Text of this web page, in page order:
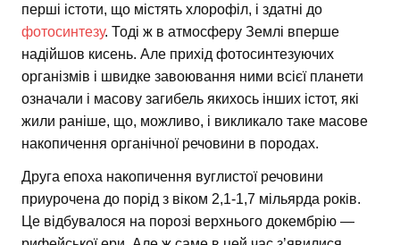
перші істоти, що містять хлорофіл, і здатні до
фотосинтезу. Тоді ж в атмосферу Землі вперше
надійшов кисень. Але прихід фотосинтезуючих
організмів і швидке завоювання ними всієї планети
означали і масову загибель якихось інших істот, які
жили раніше, що, можливо, і викликало таке масове
накопичення органічної речовини в породах.
Друга епоха накопичення вуглистої речовини
приурочена до порід з віком 2,1-1,7 мільярда років.
Це відбувалося на порозі верхнього докембрію —